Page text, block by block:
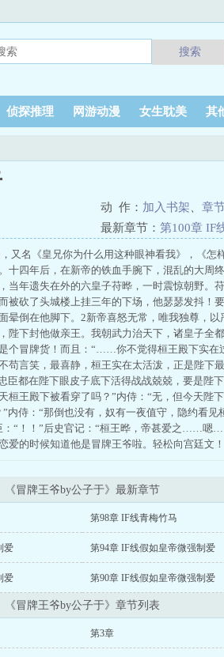
搜索
侦探推理 网游动漫 女生耽美 其
动 作： 加入书架 章
最新章节： 第100章 IF
又名《皇兄你为什么用这种眼神看我》，《
十四年后，在新帝的铁血手腕下，混乱的大周
当年遗失在外的六皇子苻晔，一时震惊朝野。
被砍了头城楼上挂三年的下场，他瑟瑟发抖！
晕倒在他脚下。2新帝喜怒无常，唯我独尊，
陛下封他做亲王。我朝武力治天下，诸皇子全
个冒牌货！而且：“……你不觉得桓王殿下实在
苟言笑，最喜静，桓王实在太活泼，正是陛下
臣都在陛下眼皮子底下活得战战兢兢，要是
桓王殿下被看穿了吗？”内侍：“无，但今天陛
内侍：“那倒也没有，奴有一夜值守，隐约看见
：“！！”后史官记：“桓王晔，帝甚爱之……
爱的时候知道他是冒牌王爷啦。轻松向宫廷文！
《冒牌王爷by公子于》最新章节
第98章 IF线青梅竹马
爱 第94章 IF线假如皇帝微强制爱
爱 第90章 IF线假如皇帝微强制爱
《冒牌王爷by公子于》章节列表
第3章